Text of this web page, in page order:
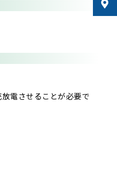
電させることが必要で